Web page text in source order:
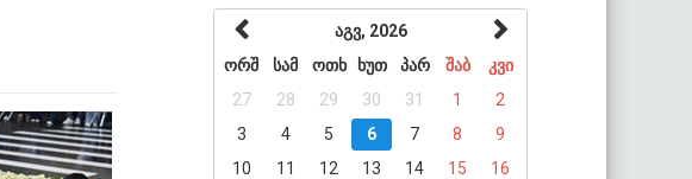
აგვ, 2026
ორშ
სამ ოთხ ხუთ პარ შაბ
კვი
27
28 29 30 31 1
2
3
4 5 6 7 8
9
10
11 12 13 14 15
16